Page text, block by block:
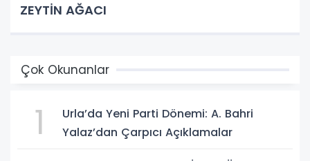
ZEYTİN AĞACI
Çok Okunanlar
1
Urla’da Yeni Parti Dönemi: A. Bahri
Yalaz’dan Çarpıcı Açıklamalar